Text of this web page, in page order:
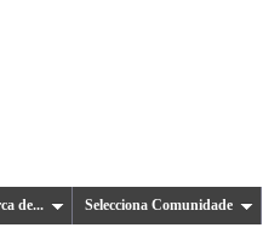
de... Selecciona Comunidade